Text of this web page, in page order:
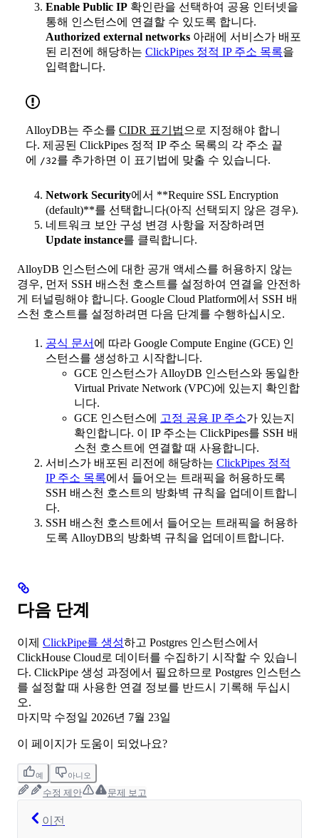
Enable Public IP 확인란을 선택하여 공용 인터넷을
통해 인스턴스에 연결할 수 있도록 합니다.
Authorized external networks 아래에 서비스가 배포
된 리전에 해당하는 ClickPipes 정적 IP 주소 목록을
입력합니다.
AlloyDB는 주소를 CIDR 표기법으로 지정해야 합니
다. 제공된 ClickPipes 정적 IP 주소 목록의 각 주소 끝
에
/32를 추가하면 이 표기법에 맞출 수 있습니다.
Network Security에서 **Require SSL Encryption
(default)**를 선택합니다(아직 선택되지 않은 경우).
네트워크 보안 구성 변경 사항을 저장하려면
Update instance를 클릭합니다.
AlloyDB 인스턴스에 대한 공개 액세스를 허용하지 않는
경우, 먼저 SSH 배스천 호스트를 설정하여 연결을 안전하
게 터널링해야 합니다. Google Cloud Platform에서 SSH 배
스천 호스트를 설정하려면 다음 단계를 수행하십시오.
공식 문서 에 따라 Google Compute Engine (GCE) 인
스턴스를 생성하고 시작합니다.
GCE 인스턴스가 AlloyDB 인스턴스와 동일한
Virtual Private Network (VPC)에 있는지 확인합
니다.
GCE 인스턴스에 고정 공용 IP 주소가 있는지
확인합니다. 이 IP 주소는 ClickPipes를 SSH 배
스천 호스트에 연결할 때 사용합니다.
서비스가 배포된 리전에 해당하는 ClickPipes 정적
IP 주소 목록에서 들어오는 트래픽을 허용하도록
SSH 배스천 호스트의 방화벽 규칙을 업데이트합니
다.
SSH 배스천 호스트에서 들어오는 트래픽을 허용하
도록 AlloyDB의 방화벽 규칙을 업데이트합니다.
다음 단계
이제 ClickPipe를 생성하고 Postgres 인스턴스에서
ClickHouse Cloud로 데이터를 수집하기 시작할 수 있습니
다. ClickPipe 생성 과정에서 필요하므로 Postgres 인스턴스
를 설정할 때 사용한 연결 정보를 반드시 기록해 두십시
오.
마지막 수정일 2026년 7월 23일
이 페이지가 도움이 되었나요?
예 아니오
수정 제안 문제 보고
이전